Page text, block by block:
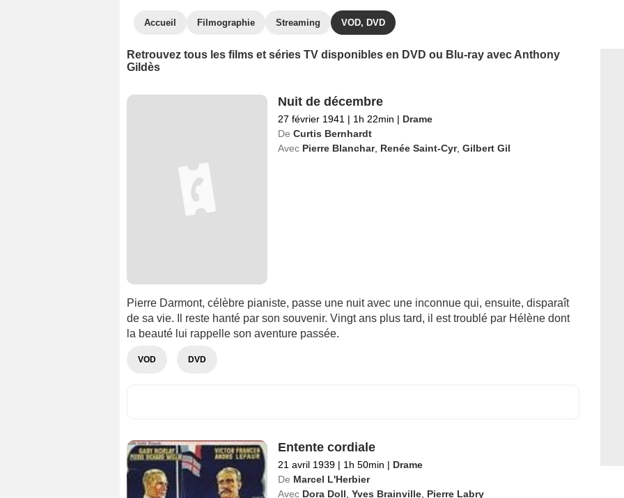
Accueil Filmographie Streaming VOD, DVD
Retrouvez tous les films et séries TV disponibles en DVD ou Blu-ray avec Anthony
Gildès
Nuit de décembre
27 février 1941 | 1h 22min | Drame
De Curtis Bernhardt
Avec Pierre Blanchar, Renée Saint-Cyr, Gilbert Gil
Pierre Darmont, célèbre pianiste, passe une nuit avec une inconnue qui, ensuite, disparaît
de sa vie. Il reste hanté par son souvenir. Vingt ans plus tard, il est troublé par Hélène dont
la beauté lui rappelle son aventure passée.
VOD DVD
Entente cordiale
21 avril 1939 | 1h 50min | Drame
De Marcel L'Herbier
Avec Dora Doll, Yves Brainville, Pierre Labry